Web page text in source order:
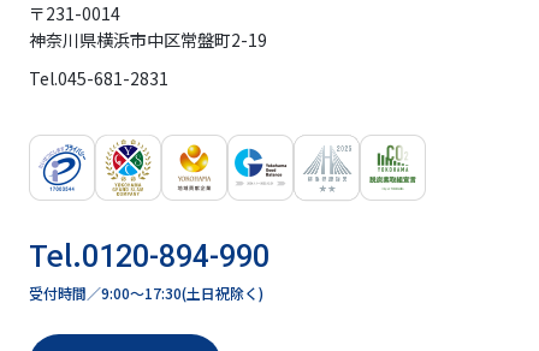
〒231-0014
神奈川県横浜市中区常盤町2-19
Tel.045-681-2831
Tel.0120-894-990
受付時間／9:00〜17:30(土日祝除く)